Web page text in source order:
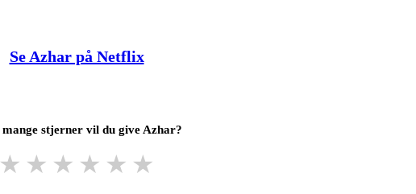
Se Azhar på Netflix
stjerner vil du give Azhar?
★ ★ ★ ★ ★ ★